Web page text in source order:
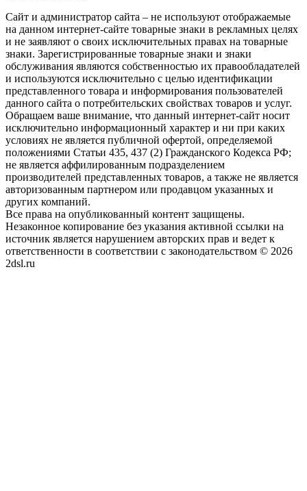
Сайт и администратор сайта – не используют отображаемые
на данном интернет-сайте товарные знаки в рекламных целях
и не заявляют о своих исключительных правах на товарные
знаки. Зарегистрированные товарные знаки и знаки
обслуживания являются собственностью их правообладателей
и используются исключительно с целью идентификации
представленного товара и информирования пользователей
данного сайта о потребительских свойствах товаров и услуг.
Обращаем ваше внимание, что данный интернет-сайт носит
исключительно информационный характер и ни при каких
условиях не является публичной офертой, определяемой
положениями Статьи 435, 437 (2) Гражданского Кодекса РФ;
не является аффилированным подразделением
производителей представленных товаров, а также не является
авторизованным партнером или продавцом указанных и
других компаний.
Все права на опубликованный контент защищены.
Незаконное копирование без указания активной ссылки на
источник является нарушением авторских прав и ведет к
ответственности в соответствии с законодательством © 2026
2dsl.ru